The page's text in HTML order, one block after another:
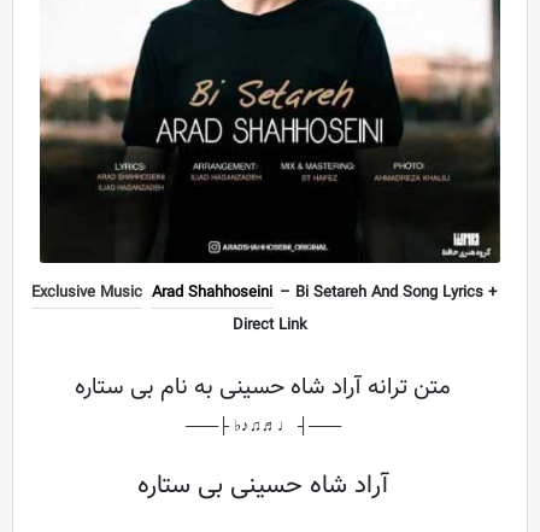
Exclusive Music Arad Shahhoseini – Bi Setareh And Song Lyrics +
Direct Link
متن ترانه آراد شاه حسینی به نام بی ستاره
───┤ ♩♬♫♪♭ ├───
آراد شاه حسینی بی ستاره